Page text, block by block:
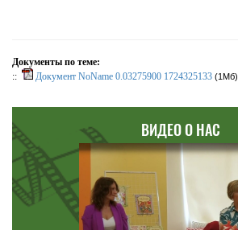
Документы по теме:
::
Документ NoName 0.03275900 1724325133 (1Мб)
ВИДЕО О НАС